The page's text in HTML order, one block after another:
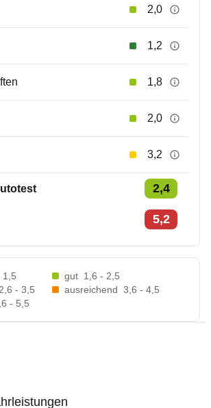
2,0
1,2
1,8
2,0
3,2
2,4
5,2
1,5 gut 1,6 - 2,5
2,6 - 3,5 ausreichend 3,6 - 4,5
- 5,5